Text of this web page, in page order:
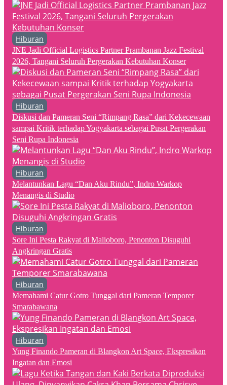
Hiburan
JNE Jadi Official Logistics Partner Prambanan Jazz Festival
2026, Tangani Seluruh Pergerakan Kebutuhan Konser
Hiburan
Diskusi dan Pameran Seni “Rimpang Rasa” dari Kekecewaan
sampai Kritik terhadap Yogyakarta sebagai Pusat Pergerakan
Seni Rupa Indonesia
Hiburan
Melantunkan Lagu “Dan Aku Rindu”, Indro Warkop
Menangis di Studio
Hiburan
Sore Ini Pesta Rakyat di Malioboro, Penonton Disuguhi
Angkringan Gratis
Hiburan
Memahami Catur Gotro Tunggal dari Pameran Temporer
Smarabawana
Hiburan
Yung Finando Pameran di Blangkon Art Space, Ekspresikan
Ingatan dan Emosi